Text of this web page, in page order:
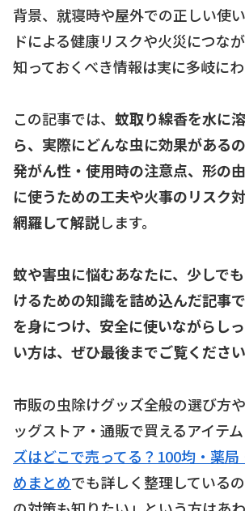
背景、就寝時や屋外での正しい使
ドによる健康リスクや火災につなが
知っておくべき情報は実に多岐にわ
この記事では、 蚊取り線香を水に
ら、実際にどんな虫に効果がある
発がん性・使用時の注意点、形の
に使うための工夫や火事のリスク
網羅して解説します。
蚊や害虫に悩むあなたに、少しで
けるための知識を詰め込んだ記事
を身につけ、安全に使いながらし
い方は、ぜひ最後までご覧ください
市販の虫除けグッズ全般の選び方
ッグストア・通販で買えるアイテム
ズはどこで売ってる？100均・薬
めまとめでも詳しく整理している